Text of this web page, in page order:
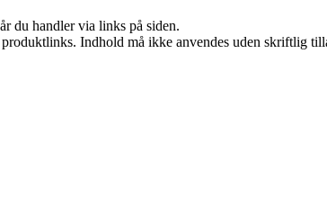
du handler via links på siden.
Indhold må ikke anvendes uden skriftlig